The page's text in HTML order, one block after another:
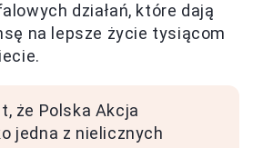
działań, które dają
na lepsze życie tysiącom
że Polska Akcja
jedna z nielicznych